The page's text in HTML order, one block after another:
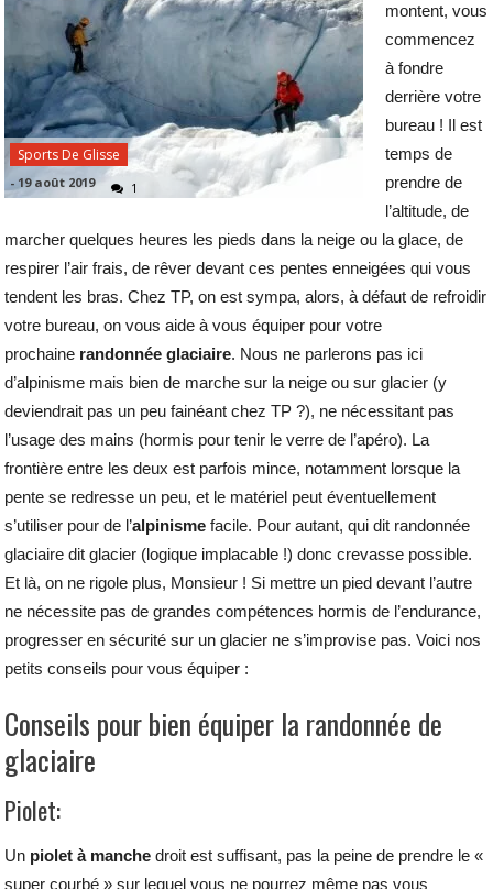
Sports De Glisse
- 19 août 2019 1
montent, vous
commencez
à fondre
derrière votre
bureau ! Il est
temps de
prendre de
l’altitude, de
marcher quelques heures les pieds dans la neige ou la glace, de
respirer l’air frais, de rêver devant ces pentes enneigées qui vous
tendent les bras. Chez TP, on est sympa, alors, à défaut de refroidir
votre bureau, on vous aide à vous équiper pour votre
prochaine randonnée glaciaire. Nous ne parlerons pas ici
d’alpinisme mais bien de marche sur la neige ou sur glacier (y
deviendrait pas un peu fainéant chez TP ?), ne nécessitant pas
l’usage des mains (hormis pour tenir le verre de l’apéro). La
frontière entre les deux est parfois mince, notamment lorsque la
pente se redresse un peu, et le matériel peut éventuellement
s’utiliser pour de l’alpinisme facile. Pour autant, qui dit randonnée
glaciaire dit glacier (logique implacable !) donc crevasse possible.
Et là, on ne rigole plus, Monsieur ! Si mettre un pied devant l’autre
ne nécessite pas de grandes compétences hormis de l’endurance,
progresser en sécurité sur un glacier ne s’improvise pas. Voici nos
petits conseils pour vous équiper :
Conseils pour bien équiper la randonnée de
glaciaire
Piolet:
Un piolet à manche droit est suffisant, pas la peine de prendre le «
super courbé » sur lequel vous ne pourrez même pas vous